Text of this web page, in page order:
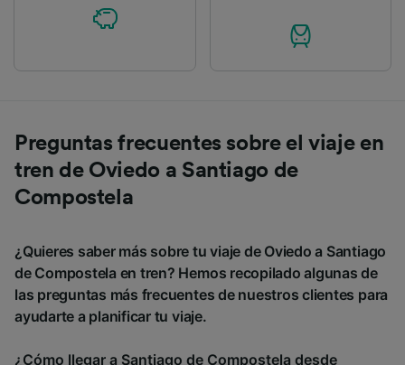
Preguntas frecuentes sobre el viaje en
tren de Oviedo a Santiago de
Compostela
¿Quieres saber más sobre tu viaje de Oviedo a Santiago
de Compostela en tren? Hemos recopilado algunas de
las preguntas más frecuentes de nuestros clientes para
ayudarte a planificar tu viaje.
¿Cómo llegar a Santiago de Compostela desde